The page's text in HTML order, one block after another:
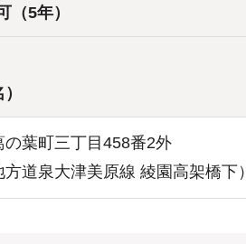
（5年）
の葉町三丁目458番2外
方道泉大津美原線 綾園高架橋下）